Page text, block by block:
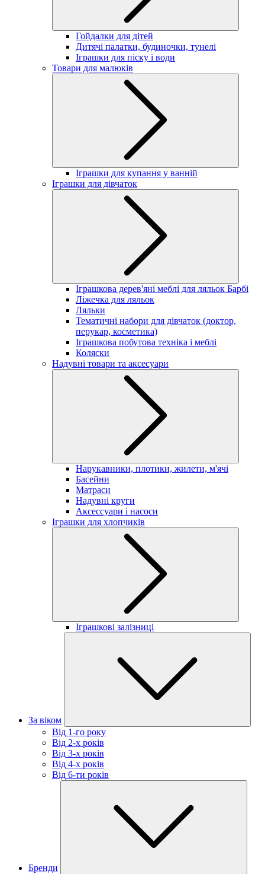
Гойдалки для дітей
Дитячі палатки, будиночки, тунелі
Іграшки для піску і води
Товари для малюків
Іграшки для купання у ванній
Іграшки для дівчаток
Іграшкова дерев'яні меблі для ляльок Барбі
Ліжечка для ляльок
Ляльки
Тематичні набори для дівчаток (доктор,
перукар, косметика)
Іграшкова побутова техніка і меблі
Коляски
Надувні товари та аксесуари
Нарукавники, плотики, жилети, м'ячі
Басейни
Матраси
Надувні круги
Аксессуари і насоси
Іграшки для хлопчиків
Іграшкові залізниці
За віком
Від 1-го року
Від 2-х років
Від 3-х років
Від 4-х років
Від 6-ти років
Бренди